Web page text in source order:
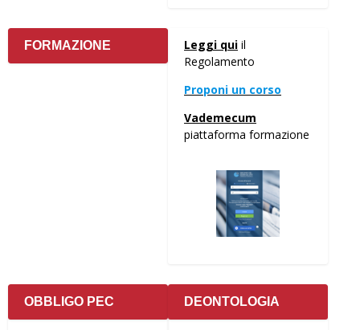
FORMAZIONE Leggi qui il
Regolamento
Proponi un corso
Vademecum
piattaforma formazione
OBBLIGO PEC DEONTOLOGIA